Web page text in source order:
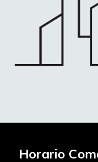
Horario